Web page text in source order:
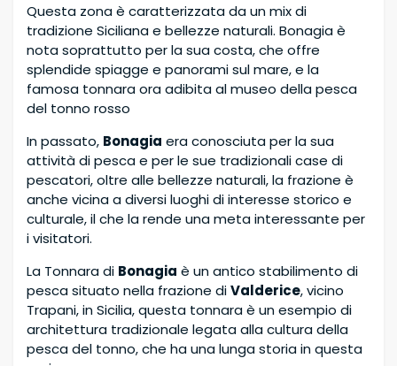
Questa zona è caratterizzata da un mix di
tradizione Siciliana e bellezze naturali. Bonagia è
nota soprattutto per la sua costa, che offre
splendide spiagge e panorami sul mare, e la
famosa tonnara ora adibita al museo della pesca
del tonno rosso
In passato, Bonagia era conosciuta per la sua
attività di pesca e per le sue tradizionali case di
pescatori, oltre alle bellezze naturali, la frazione è
anche vicina a diversi luoghi di interesse storico e
culturale, il che la rende una meta interessante per
i visitatori.
La Tonnara di Bonagia è un antico stabilimento di
pesca situato nella frazione diValderice, vicino
Trapani, in Sicilia, questa tonnara è un esempio di
architettura tradizionale legata alla cultura della
pesca del tonno, che ha una lunga storia in questa